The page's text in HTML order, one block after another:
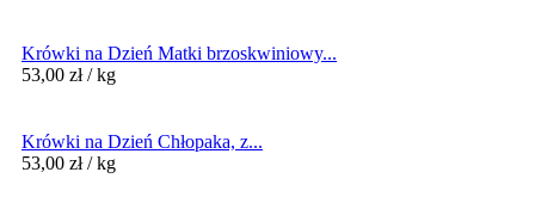
Krówki na Dzień Matki brzoskwiniowy...
53,00 zł / kg
Krówki na Dzień Chłopaka, z...
53,00 zł / kg